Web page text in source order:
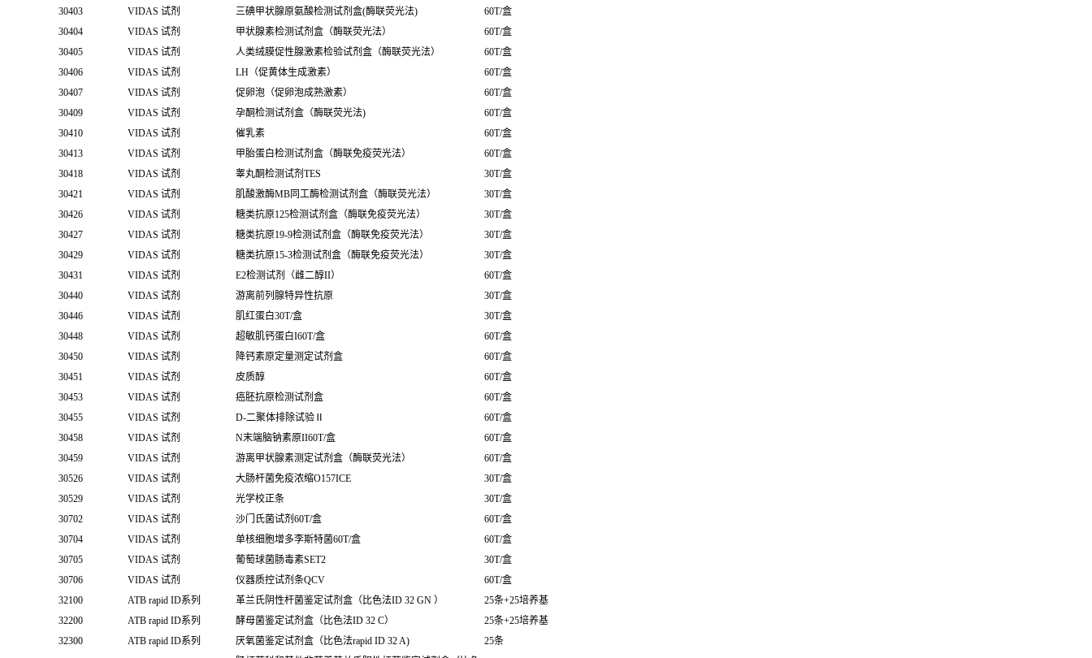
30403
VIDAS 试剂 三碘甲状腺原氨酸检测试剂盒(酶联荧光法)
60T/盒
30404
VIDAS 试剂 甲状腺素检测试剂盒（酶联荧光法）
60T/盒
30405
VIDAS 试剂 人类绒膜促性腺激素检验试剂盒（酶联荧光法）
60T/盒
30406
VIDAS 试剂 LH（促黄体生成激素）
60T/盒
30407
VIDAS 试剂 促卵泡（促卵泡成熟激素）
60T/盒
30409
VIDAS 试剂 孕酮检测试剂盒（酶联荧光法)
60T/盒
30410
VIDAS 试剂 催乳素
60T/盒
30413
VIDAS 试剂 甲胎蛋白检测试剂盒（酶联免疫荧光法）
60T/盒
30418
VIDAS 试剂 睾丸酮检测试剂TES
30T/盒
30421
VIDAS 试剂 肌酸激酶MB同工酶检测试剂盒（酶联荧光法）
30T/盒
30426
VIDAS 试剂 糖类抗原125检测试剂盒（酶联免疫荧光法）
30T/盒
30427
VIDAS 试剂 糖类抗原19-9检测试剂盒（酶联免疫荧光法）
30T/盒
30429
VIDAS 试剂 糖类抗原15-3检测试剂盒（酶联免疫荧光法）
30T/盒
30431
VIDAS 试剂 E2检测试剂（雌二醇II）
60T/盒
30440
VIDAS 试剂 游离前列腺特异性抗原
30T/盒
30446
VIDAS 试剂 肌红蛋白30T/盒
30T/盒
30448
VIDAS 试剂 超敏肌钙蛋白I60T/盒
60T/盒
30450
VIDAS 试剂 降钙素原定量测定试剂盒
60T/盒
30451
VIDAS 试剂 皮质醇
60T/盒
30453
VIDAS 试剂 癌胚抗原检测试剂盒
60T/盒
30455
VIDAS 试剂 D-二聚体排除试验Ⅱ
60T/盒
30458
VIDAS 试剂 N末端脑钠素原II60T/盒
60T/盒
30459
VIDAS 试剂 游离甲状腺素测定试剂盒（酶联荧光法）
60T/盒
30526
VIDAS 试剂 大肠杆菌免疫浓缩O157ICE
30T/盒
30529
VIDAS 试剂 光学校正条
30T/盒
30702
VIDAS 试剂 沙门氏菌试剂60T/盒
60T/盒
30704
VIDAS 试剂 单核细胞增多李斯特菌60T/盒
60T/盒
30705
VIDAS 试剂 葡萄球菌肠毒素SET2
30T/盒
30706
VIDAS 试剂 仪器质控试剂条QCV
60T/盒
32100
ATB rapid ID系列 革兰氏阴性杆菌鉴定试剂盒（比色法ID 32 GN ）
25条+25培养基
32200
ATB rapid ID系列 酵母菌鉴定试剂盒（比色法ID 32 C）
25条+25培养基
32300
ATB rapid ID系列 厌氧菌鉴定试剂盒（比色法rapid ID 32 A)
25条